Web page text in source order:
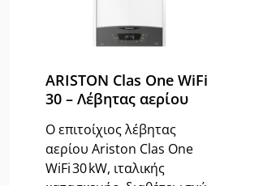
ARISTON Clas One WiFi
30 – Λέβητας αερίου
Ο επιτοίχιος λέβητας
αερίου Ariston Clas One
WiFi 30 kW, ιταλικής